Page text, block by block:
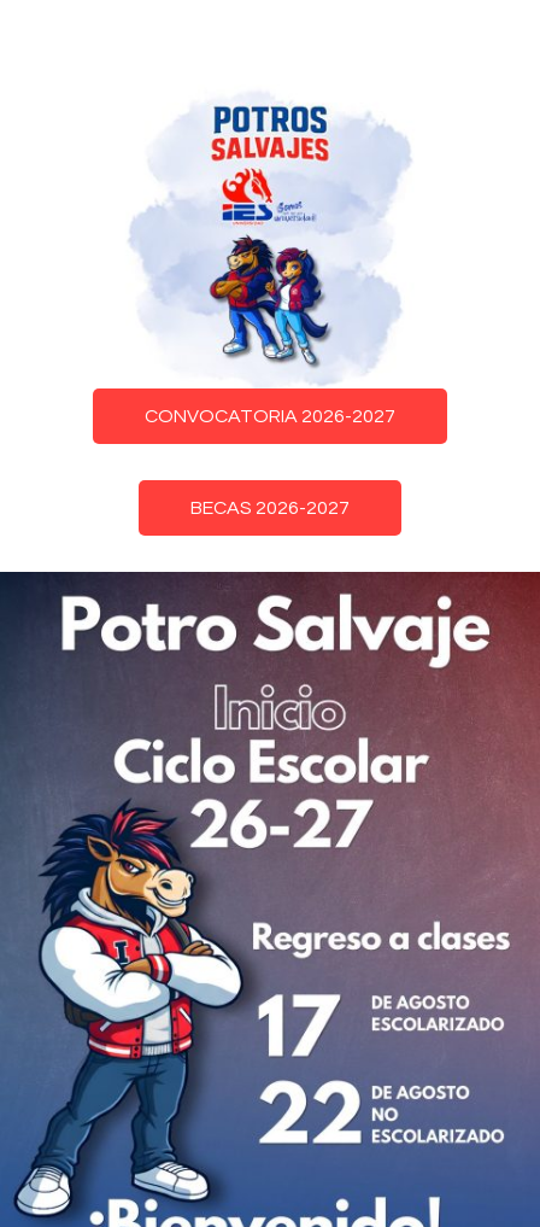
CONVOCATORIA 2026-2027
BECAS 2026-2027